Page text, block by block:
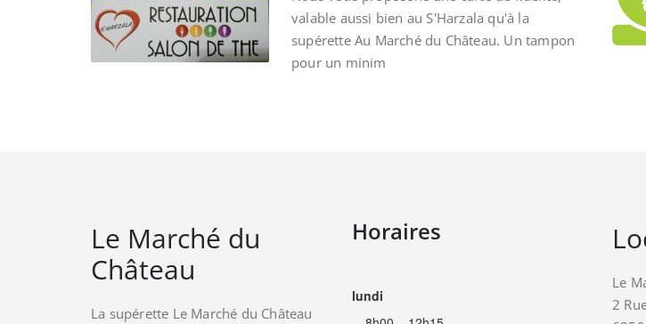
valable aussi bien au S'Harzala qu'à la
supérette Au Marché du Château. Un tampon
pour un minim
Le Marché du
Château
La supérette Le Marché du Château
Horaires
lundi
Le
2